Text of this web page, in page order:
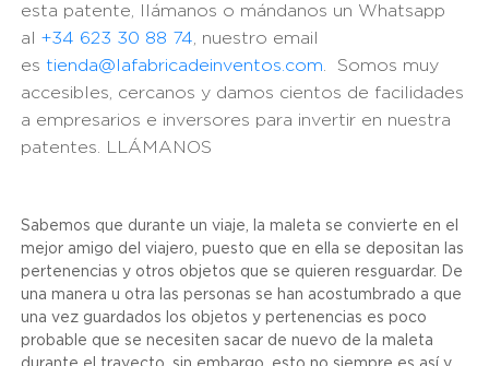
esta patente, llámanos o mándanos un Whatsapp
al +34 623 30 88 74 , nuestro email
es tienda@lafabricadeinventos.com . Somos muy
accesibles, cercanos y damos cientos de facilidades
a empresarios e inversores para invertir en nuestra
patentes. LLÁMANOS
Sabemos que durante un viaje, la maleta se convierte en el
mejor amigo del viajero, puesto que en ella se depositan las
pertenencias y otros objetos que se quieren resguardar. De
una manera u otra las personas se han acostumbrado a que
una vez guardados los objetos y pertenencias es poco
probable que se necesiten sacar de nuevo de la maleta